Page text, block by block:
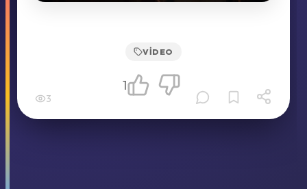
VIDEO
3
1